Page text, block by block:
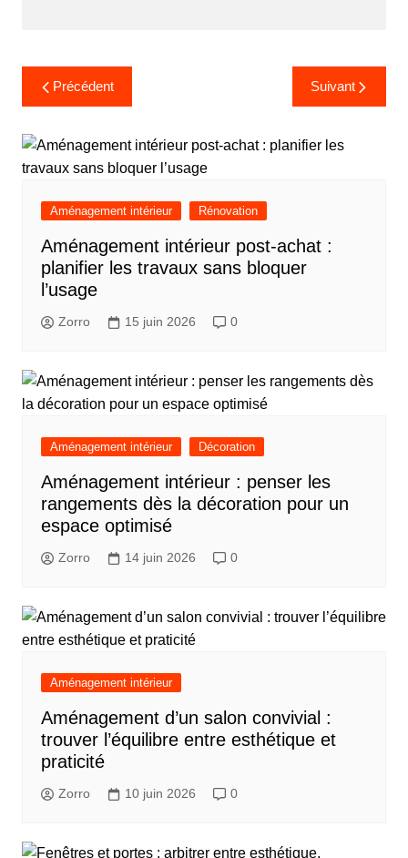
Navigation
de
l’article
Précédent Suivant
Aménagement intérieur Rénovation
Aménagement intérieur post-achat :
planifier les travaux sans bloquer
l’usage
Zorro 15 juin 2026 0
Aménagement intérieur Décoration
Aménagement intérieur : penser les
rangements dès la décoration pour un
espace optimisé
Zorro 14 juin 2026 0
Aménagement intérieur
Aménagement d’un salon convivial :
trouver l’équilibre entre esthétique et
praticité
Zorro 10 juin 2026 0